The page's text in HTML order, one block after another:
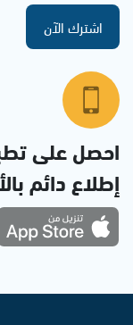
اشترك الآن
احصل على
إطلاع دائم